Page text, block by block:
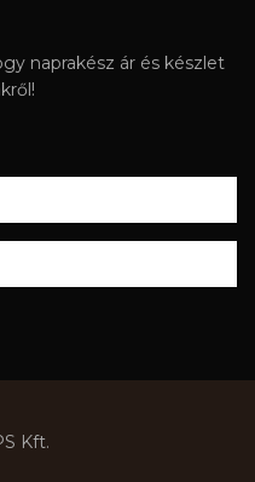
naprakész ár és készlet